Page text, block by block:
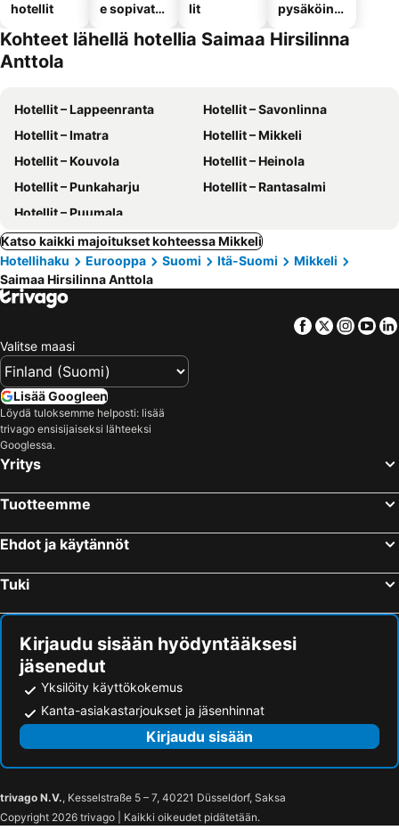
hotellit
e sopivat
lit
pysäköinni
Kohteet lähellä hotellia Saimaa Hirsilinna
Anttola
Hotellit – Lappeenranta
Hotellit – Savonlinna
Hotellit – Imatra
Hotellit – Mikkeli
Hotellit – Kouvola
Hotellit – Heinola
Hotellit – Punkaharju
Hotellit – Rantasalmi
Hotellit – Puumala
Katso kaikki majoitukset kohteessa Mikkeli
Hotellihaku
Eurooppa Suomi Itä-Suomi
Mikkeli
Saimaa Hirsilinna Anttola
Facebook
Twitter
Valitse maasi
Lisää Googleen
Löydä tuloksemme helposti: lisää
trivago ensisijaiseksi lähteeksi
Googlessa.
Yritys
Tuotteemme
Ehdot ja käytännöt
Tuki
Kirjaudu sisään hyödyntääksesi
jäsenedut
Yksilöity käyttökokemus
Kanta-asiakastarjoukset ja jäsenhinnat
Kirjaudu sisään
trivago N.V., Kesselstraße 5 – 7, 40221 Düsseldorf, Saksa
Copyright 2026 trivago | Kaikki oikeudet pidätetään.